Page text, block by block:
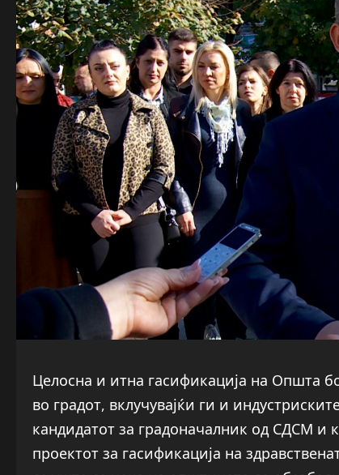
Целосна и итна гасификација на Општа
во градот, вклучувајќи ги и
кандидатот за градоначалник од СДСМ и
проектот за гасификација на